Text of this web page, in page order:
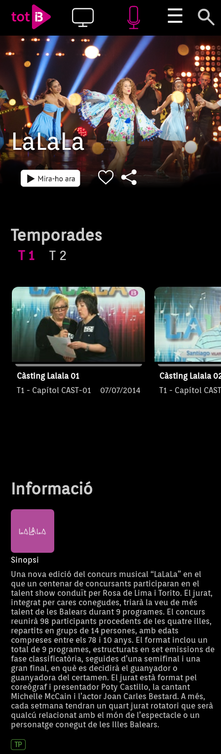
☰
LaLaLa
Temporades
T 1 T 2
Càsting Lalala 01
T1 - Capítol CAST-01
07/07/2014
Episodi: CAST-01
8 min
Càsting Lalala
T1 - Capítol
Episodi: CAST-02
Informació
Sinopsi
Una nova edició del concurs musical “LaLaLa” en el
que un centenar de concursants participaran en el
talent show conduït per Rosa de Lima i Torito. El jurat,
integrat per cares conegudes, triarà la veu de més
talent de les Balears durant 9 programes. El concurs
reunirà 98 participants procedents de les quatre illes,
repartits en grups de 14 persones, amb edats
compreses entre els 78 i 10 anys. El format inclou un
total de 9 programes, estructurats en set emissions de
fase classificatòria, seguides d’una semifinal i una
gran final, en què es decidirà el guanyador o
guanyadora del certamen. El jurat està format pel
coreògraf i presentador Poty Castillo, la cantant
Michelle McCain i l’actor Joan Carles Bestard. A més,
cada setmana tendran un quart jurat rotatori que serà
qualcú relacionat amb el món de l’espectacle o un
personatge conegut de les Illes Balears.
LALALA EL
Aquest programa de 'LALALA (El
Càsting)' dóna a conèixer
participants que arriben amb
somnis molt grans, com les
LA
Aquest
Càsting)' dóna